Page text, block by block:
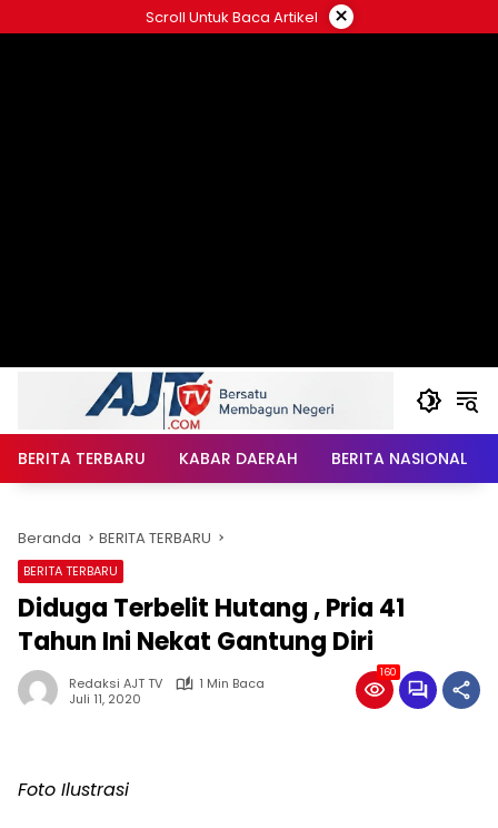
ke
Scroll Untuk Baca Artikel ×
BERITA TERBARU KABAR DAERAH BERITA NASIONAL
Beranda BERITA TERBARU
BERITA TERBARU
Diduga Terbelit Hutang , Pria 41
Tahun Ini Nekat Gantung Diri
Redaksi AJT TV
1 Min Baca
Juli 11, 2020
160
Foto Ilustrasi